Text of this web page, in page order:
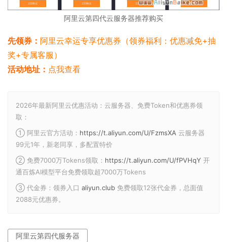
阿里云第四代云服务器推荐购买
先领券： 阿里云幸运专享优惠券（领券福利：优惠减免+抽
奖+专属客服）
活动地址： 点我查看
2026年最新阿里云优惠活动：云服务器、免费Token和优惠券领
取：
① 阿里云官方活动： https://t.aliyun.com/U/FzmsXA 云服务器
99元1年，新老同享，多配置特价
② 免费7000万Tokens领取： https://t.aliyun.com/U/fPVHqY 开
通百炼AI模型平台免费领取超7000万Tokens
③ 代金券：领券入口 aliyun.club 免费领取12张代金券，总面值
2088元优惠券。
阿里云第四代服务器